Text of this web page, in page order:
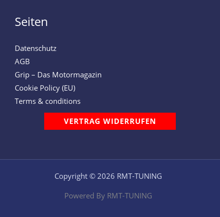
Seiten
Datenschutz
AGB
Grip – Das Motormagazin
Cookie Policy (EU)
Terms & conditions
VERTRAG WIDERRUFEN
Copyright © 2026 RMT-TUNING
Powered By RMT-TUNING